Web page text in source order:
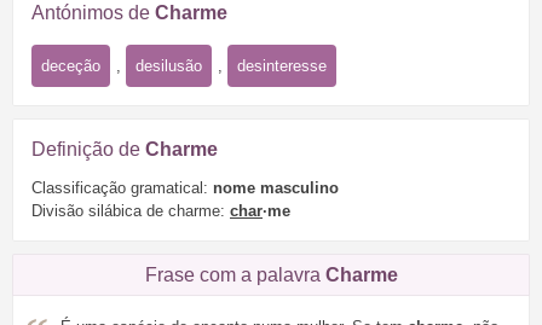
Antónimos de Charme
deceção , desilusão , desinteresse
Definição de Charme
Classificação gramatical: nome masculino
Divisão silábica de charme: char·me
Frase com a palavra Charme